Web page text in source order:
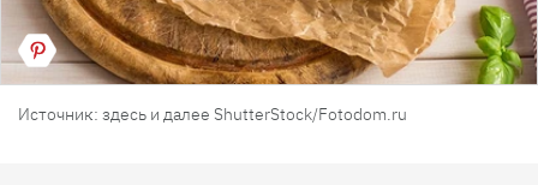
Источник: здесь и далее ShutterStock/Fotodom.ru